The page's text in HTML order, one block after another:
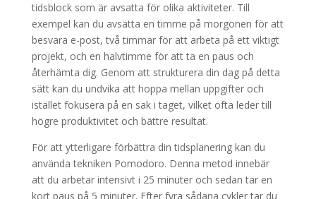
tidsblock som är avsatta för olika aktiviteter. Till
exempel kan du avsätta en timme på morgonen för att
besvara e-post, två timmar för att arbeta på ett viktigt
projekt, och en halvtimme för att ta en paus och
återhämta dig. Genom att strukturera din dag på detta
sätt kan du undvika att hoppa mellan uppgifter och
istället fokusera på en sak i taget, vilket ofta leder till
högre produktivitet och bättre resultat.
För att ytterligare förbättra din tidsplanering kan du
använda tekniken Pomodoro. Denna metod innebär
att du arbetar intensivt i 25 minuter och sedan tar en
kort paus på 5 minuter. Efter fyra sådana cykler tar du